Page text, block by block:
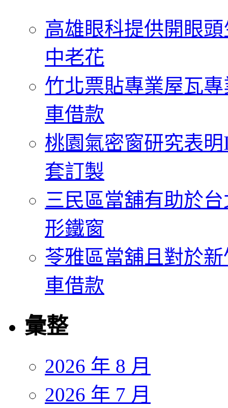
高雄眼科提供開眼
中老花
竹北票貼專業屋瓦
車借款
桃園氣密窗研究表
套訂製
三民區當舖有助於
形鐵窗
苓雅區當舖且對於
車借款
彙整
2026 年 8 月
2026 年 7 月